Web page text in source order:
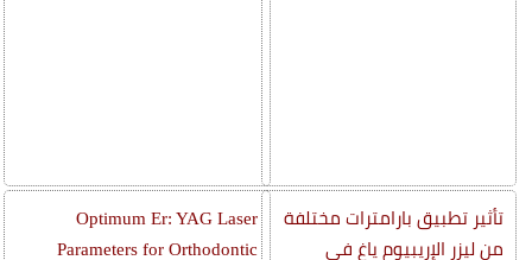
تأثير تطبيق بارامترات مختلفة
من ليزر الإريبيوم ياغ في
Optimum Er: YAG Laser
Parameters for Orthodontic